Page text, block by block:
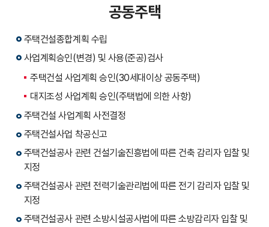
공동주택
주택건설종합계획 수립
사업계획승인(변경) 및 사용(준공)검사
주택건설 사업계획 승인(30세대이상 공동주택)
대지조성 사업계획 승인(주택법에 의한 사항)
주택건설 사업계획 사전결정
주택건설사업 착공신고
주택건설공사 관련 건설기술진흥법에 따른 건축 감리자 입찰 및
지정
주택건설공사 관련 전력기술관리법에 따른 전기 감리자 입찰 및
지정
주택건설공사 관련 소방시설공사법에 따른 소방감리자 입찰 및